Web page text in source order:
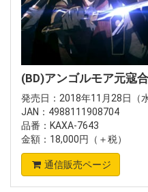
(BD)アンゴルモア元寇
発売日：2018年11月28日（水
JAN：4988111908704
品番：KAXA-7643
金額：18,000円（＋税）
通信販売ページ